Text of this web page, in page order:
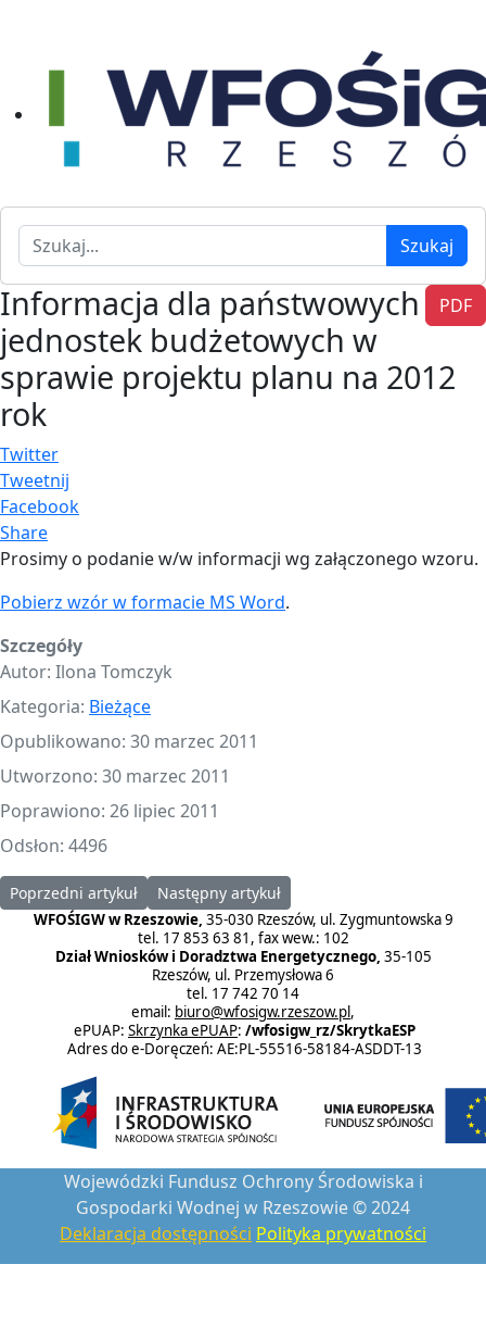
Szukaj Szukaj
PDF
Informacja dla państwowych
jednostek budżetowych w
sprawie projektu planu na 2012
rok
Twitter
Tweetnij
Facebook
Share
Prosimy o podanie w/w informacji wg załączonego wzoru.
Pobierz wzór w formacie MS Word.
Szczegóły
Autor: Ilona Tomczyk
Kategoria: Bieżące
Opublikowano: 30 marzec 2011
Utworzono: 30 marzec 2011
Poprawiono: 26 lipiec 2011
Odsłon: 4496
Poprzedni artykuł: Informacja o programie NFOŚiGW
Poprzedni artykuł Następny artykuł: Program NFOŚiGW -
Następny artykuł
WFOŚIGW w Rzeszowie, 35-030 Rzeszów, ul. Zygmuntowska 9
tel. 17 853 63 81, fax wew.: 102
Dział Wniosków i Doradztwa Energetycznego, 35-105
Rzeszów, ul. Przemysłowa 6
tel. 17 742 70 14
email: biuro@wfosigw.rzeszow.pl,
ePUAP: Skrzynka ePUAP: /wfosigw_rz/SkrytkaESP
Adres do e-Doręczeń: AE:PL-55516-58184-ASDDT-13
Wojewódzki Fundusz Ochrony Środowiska i
Gospodarki Wodnej w Rzeszowie © 2024
Deklaracja dostępności Polityka prywatności